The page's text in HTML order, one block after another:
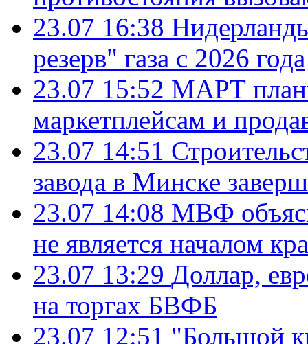
23.07 16:38
резерв" газа с 2026 года
23.07 15:52 МАРТ
маркетплейсам и
23.07 14:51
завода в Минске
23.07 14:08 МВФ
не является началом
23.07 13:29 Доллар,
на торгах БВФБ
23.07 12:51 "Большой